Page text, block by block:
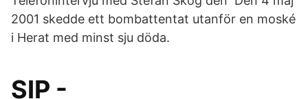
2001 skedde ett bombattentat utanför en moské
i Herat med minst sju döda.
SIP -